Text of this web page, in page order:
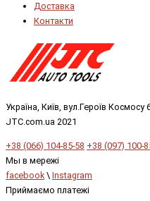
Доставка
Контакти
Україна, Київ, вул.Героїв Космосу
JTC.com.ua 2021
+38 (066) 104-85-58 +38 (097) 100-
Мы в мережі
facebook \ Instagram
Приймаємо платежі